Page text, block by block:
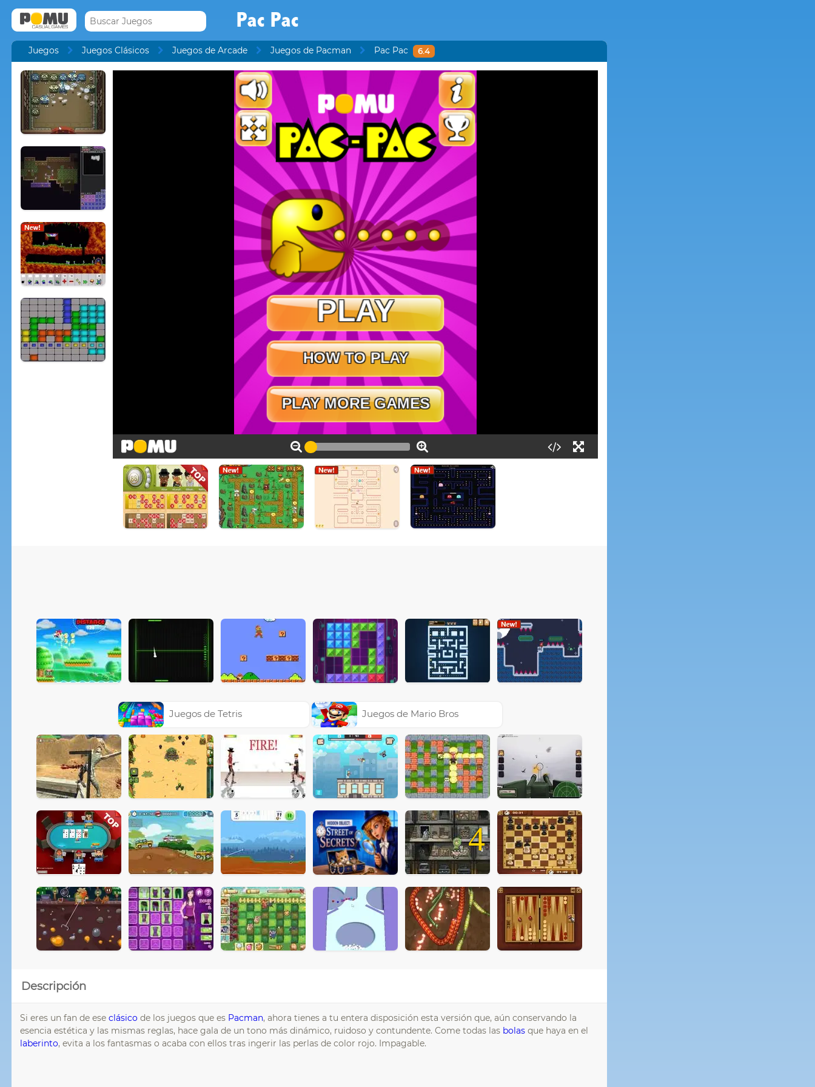
Pac Pac
Juegos Juegos Clásicos Juegos de Arcade Juegos de Pacman Pac Pac 6.4
Juegos de Tetris Juegos de Mario Bros
4
Descripción
Si eres un fan de ese clásico de los juegos que es Pacman, ahora tienes a tu entera disposición esta versión que, aún conservando la
esencia estética y las mismas reglas, hace gala de un tono más dinámico, ruidoso y contundente. Come todas las bolas que haya en el
laberinto, evita a los fantasmas o acaba con ellos tras ingerir las perlas de color rojo. Impagable.